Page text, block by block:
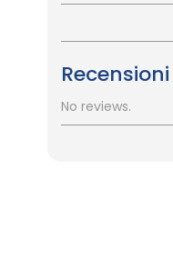
Recensioni
No reviews.